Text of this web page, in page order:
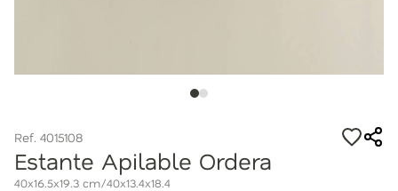
Ref. 4015108
Estante Apilable Ordera
40x16.5x19.3 cm/40x13.4x18.4